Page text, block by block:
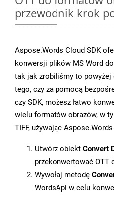
przewodnik krok
Aspose.Words Cloud SDK
konwersji plików MS Word
tak jak zrobiliśmy to powyżej
tego, czy za pomocą
czy SDK, możesz łatwo
wielu formatów obrazów, w
TIFF, używając
Utwórz obiekt Convert
przekonwertować OTT
Wywołaj metodę
WordsApi w celu